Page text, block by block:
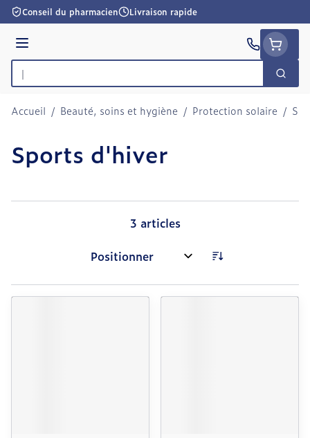
Aller au contenu
Conseil du pharmacien Livraison rapide
Menu
Rechercher
Accueil / Beauté, soins et hygiène / Protection solaire /
Sports d'hiver
3 articles
Trier par: